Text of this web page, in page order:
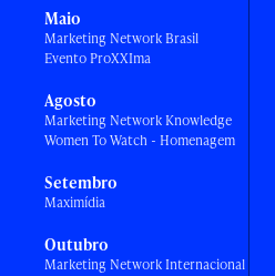
Maio
Marketing Network Brasil
Evento ProXXIma
Agosto
Marketing Network Knowledge
Women To Watch - Homenagem
Setembro
Maximídia
Outubro
Marketing Network Internacional